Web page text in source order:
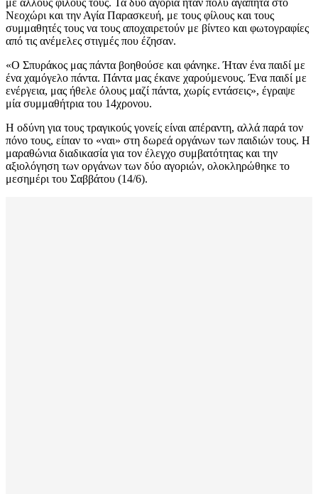
με άλλους φίλους τους. Τα δύο αγόρια ήταν πολύ αγαπητά στο
Νεοχώρι και την Αγία Παρασκευή, με τους φίλους και τους
συμμαθητές τους να τους αποχαιρετούν με βίντεο και φωτογραφίες
από τις ανέμελες στιγμές που έζησαν.
«Ο Σπυράκος μας πάντα βοηθούσε και φάνηκε. Ήταν ένα παιδί με
ένα χαμόγελο πάντα. Πάντα μας έκανε χαρούμενους. Ένα παιδί με
ενέργεια, μας ήθελε όλους μαζί πάντα, χωρίς εντάσεις», έγραψε
μία συμμαθήτρια του 14χρονου.
Η οδύνη για τους τραγικούς γονείς είναι απέραντη, αλλά παρά τον
πόνο τους, είπαν το «ναι» στη δωρεά οργάνων των παιδιών τους. Η
μαραθώνια διαδικασία για τον έλεγχο συμβατότητας και την
αξιολόγηση των οργάνων των δύο αγοριών, ολοκληρώθηκε το
μεσημέρι του Σαββάτου (14/6).